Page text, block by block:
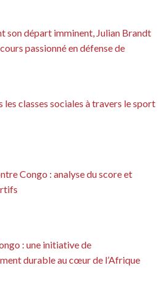
son départ imminent, Julian Brandt
passionné en défense de
les classes sociales à travers le sport
Congo : analyse du score et
: une initiative de
durable au cœur de l’Afrique